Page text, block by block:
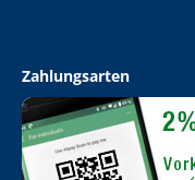
Zahlungsarten